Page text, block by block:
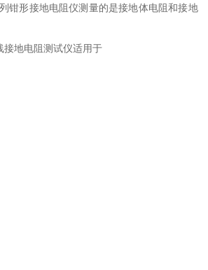
钳形接地电阻仪测量的是接地体电阻和接地
接地电阻测试仪适用于